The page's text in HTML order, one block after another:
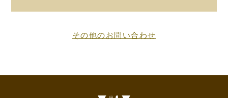
その他のお問い合わせ